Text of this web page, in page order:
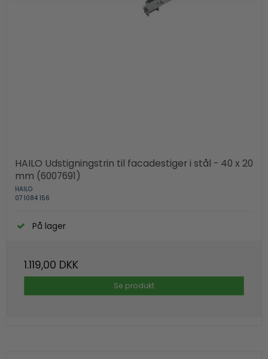
HAILO Udstigningstrin til facadestiger i stål - 40 x 20
mm (6007691)
HAILO
07 1084 156
På lager
1.119,00 DKK
Se produkt